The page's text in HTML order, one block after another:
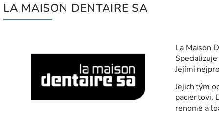
LA MAISON DENTAIRE SA
La Maison
Jejími
Jejich tým
pacientovi.
renomé a